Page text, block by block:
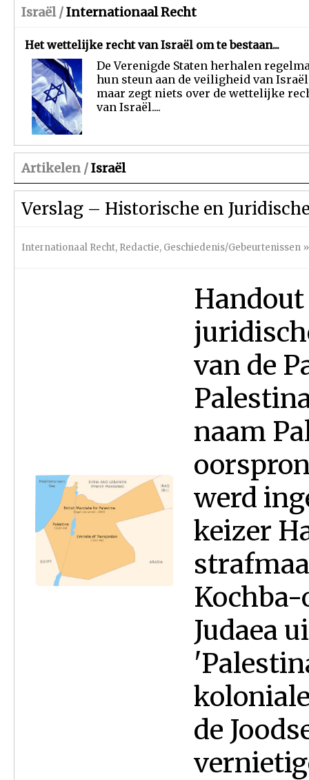
Israël /Internationaal Recht
Het wettelijke recht van Israël om te bestaan...
De Verenigde Staten herhalen
hun steun aan de veiligheid van
maar zegt niets over de wettelijke
van Israël....
Artikelen /Israël
Verslag – Historische en
Internationaal Recht, Redactie, Geschiedenis/Gebeurtenissen »
van de
naam
werd
keizer
Kochba-
Judaea
de